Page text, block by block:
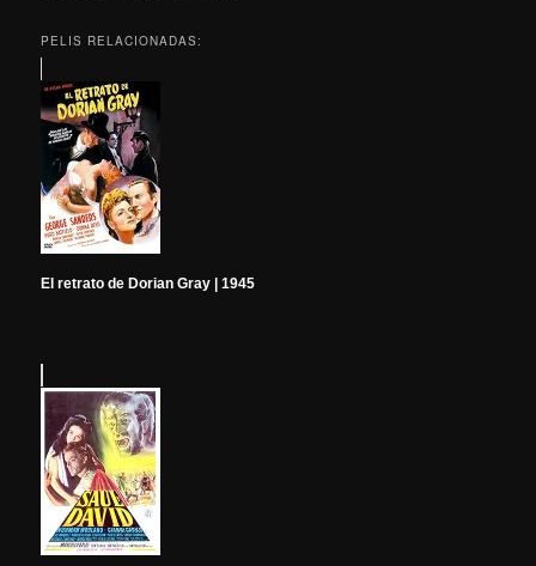
PELIS RELACIONADAS:
El retrato de Dorian Gray | 1945